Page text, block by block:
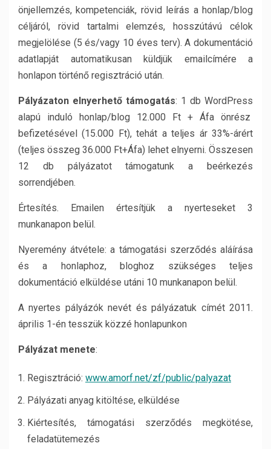
önjellemzés, kompetenciák, rövid leírás a honlap/blog
céljáról, rövid tartalmi elemzés, hosszútávú célok
megjelölése (5 és/vagy 10 éves terv). A dokumentáció
adatlapját automatikusan küldjük emailcímére a
honlapon történő regisztráció után.
Pályázaton elnyerhető támogatás: 1 db WordPress
alapú induló honlap/blog 12.000 Ft + Áfa önrész
befizetésével (15.000 Ft), tehát a teljes ár 33%-árért
(teljes összeg 36.000 Ft+Áfa) lehet elnyerni. Összesen
12 db pályázatot támogatunk a beérkezés
sorrendjében.
Értesítés. Emailen értesítjük a nyerteseket 3
munkanapon belül.
Nyeremény átvétele: a támogatási szerződés aláírása
és a honlaphoz, bloghoz szükséges teljes
dokumentáció elküldése utáni 10 munkanapon belül.
A nyertes pályázók nevét és pályázatuk címét 2011.
április 1-én tesszük közzé honlapunkon
Pályázat menete:
Regisztráció: www.amorf.net/zf/public/palyazat
Pályázati anyag kitöltése, elküldése
Kiértesítés, támogatási szerződés megkötése,
feladatütemezés